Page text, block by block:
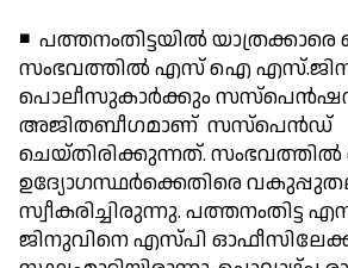
◾ പത്തനംതിട്ടയില്‍
സംഭവത്തില്‍ എസ് ഐ
പൊലീസുകാര്‍ക്കും
അജിതബീഗമാണ് സസ്പെന്‍ഡ്
ചെയ്തിരിക്കുന്നത്.
ഉദ്യോഗസ്ഥര്‍ക്കെതിരെ
സ്വീകരിച്ചിരുന്നു.
ജിനുവിനെ എസ്പി